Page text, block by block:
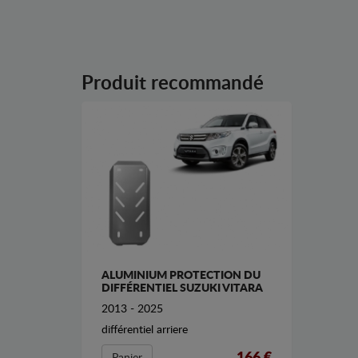
Produit recommandé
ALUMINIUM PROTECTION DU
DIFFÉRENTIEL SUZUKI VITARA
2013 - 2025
différentiel arriere